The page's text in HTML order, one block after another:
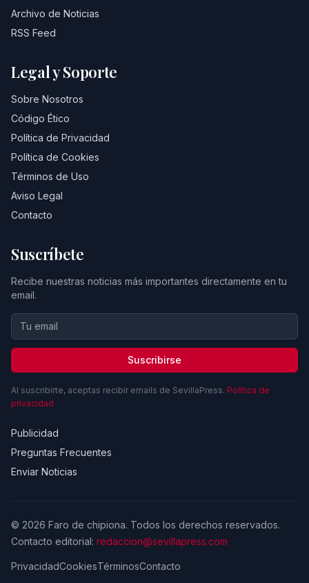
Archivo de Noticias
RSS Feed
Legal y Soporte
Sobre Nosotros
Código Ético
Política de Privacidad
Política de Cookies
Términos de Uso
Aviso Legal
Contacto
Suscríbete
Recibe nuestras noticias más importantes directamente en tu
email.
Suscribirse
Al suscribirte, aceptas recibir emails de SevillaPress. Política de
privacidad
Publicidad
Preguntas Frecuentes
Enviar Noticias
© 2026 Faro de chipiona. Todos los derechos reservados.
Contacto editorial: redaccion@sevillapress.com
PrivacidadCookiesTérminosContacto